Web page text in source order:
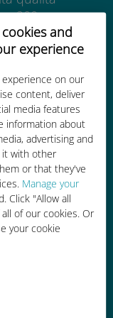
and
experience
on our
content, deliver
media features
information about
advertising and
it with other
or that they've
Manage your
Click "Allow all
of our cookies. Or
your cookie
200
alle
vostro